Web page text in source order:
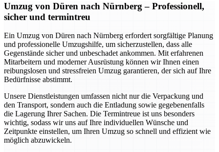
Umzug von Düren nach Nürnberg – Professionell,
sicher und termintreu
Ein Umzug von Düren nach Nürnberg erfordert sorgfältige Planung
und professionelle Umzugshilfe, um sicherzustellen, dass alle
Gegenstände sicher und unbeschadet ankommen. Mit erfahrenen
Mitarbeitern und moderner Ausrüstung können wir Ihnen einen
reibungslosen und stressfreien Umzug garantieren, der sich auf Ihre
Bedürfnisse abstimmt.
Unsere Dienstleistungen umfassen nicht nur die Verpackung und
den Transport, sondern auch die Entladung sowie gegebenenfalls
die Lagerung Ihrer Sachen. Die Termintreue ist uns besonders
wichtig, sodass wir uns auf Ihre individuellen Wünsche und
Zeitpunkte einstellen, um Ihren Umzug so schnell und effizient wie
möglich abzuwickeln.